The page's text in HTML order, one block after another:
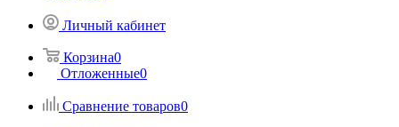
Личный кабинет
Корзина0
Отложенные0
Сравнение товаров0